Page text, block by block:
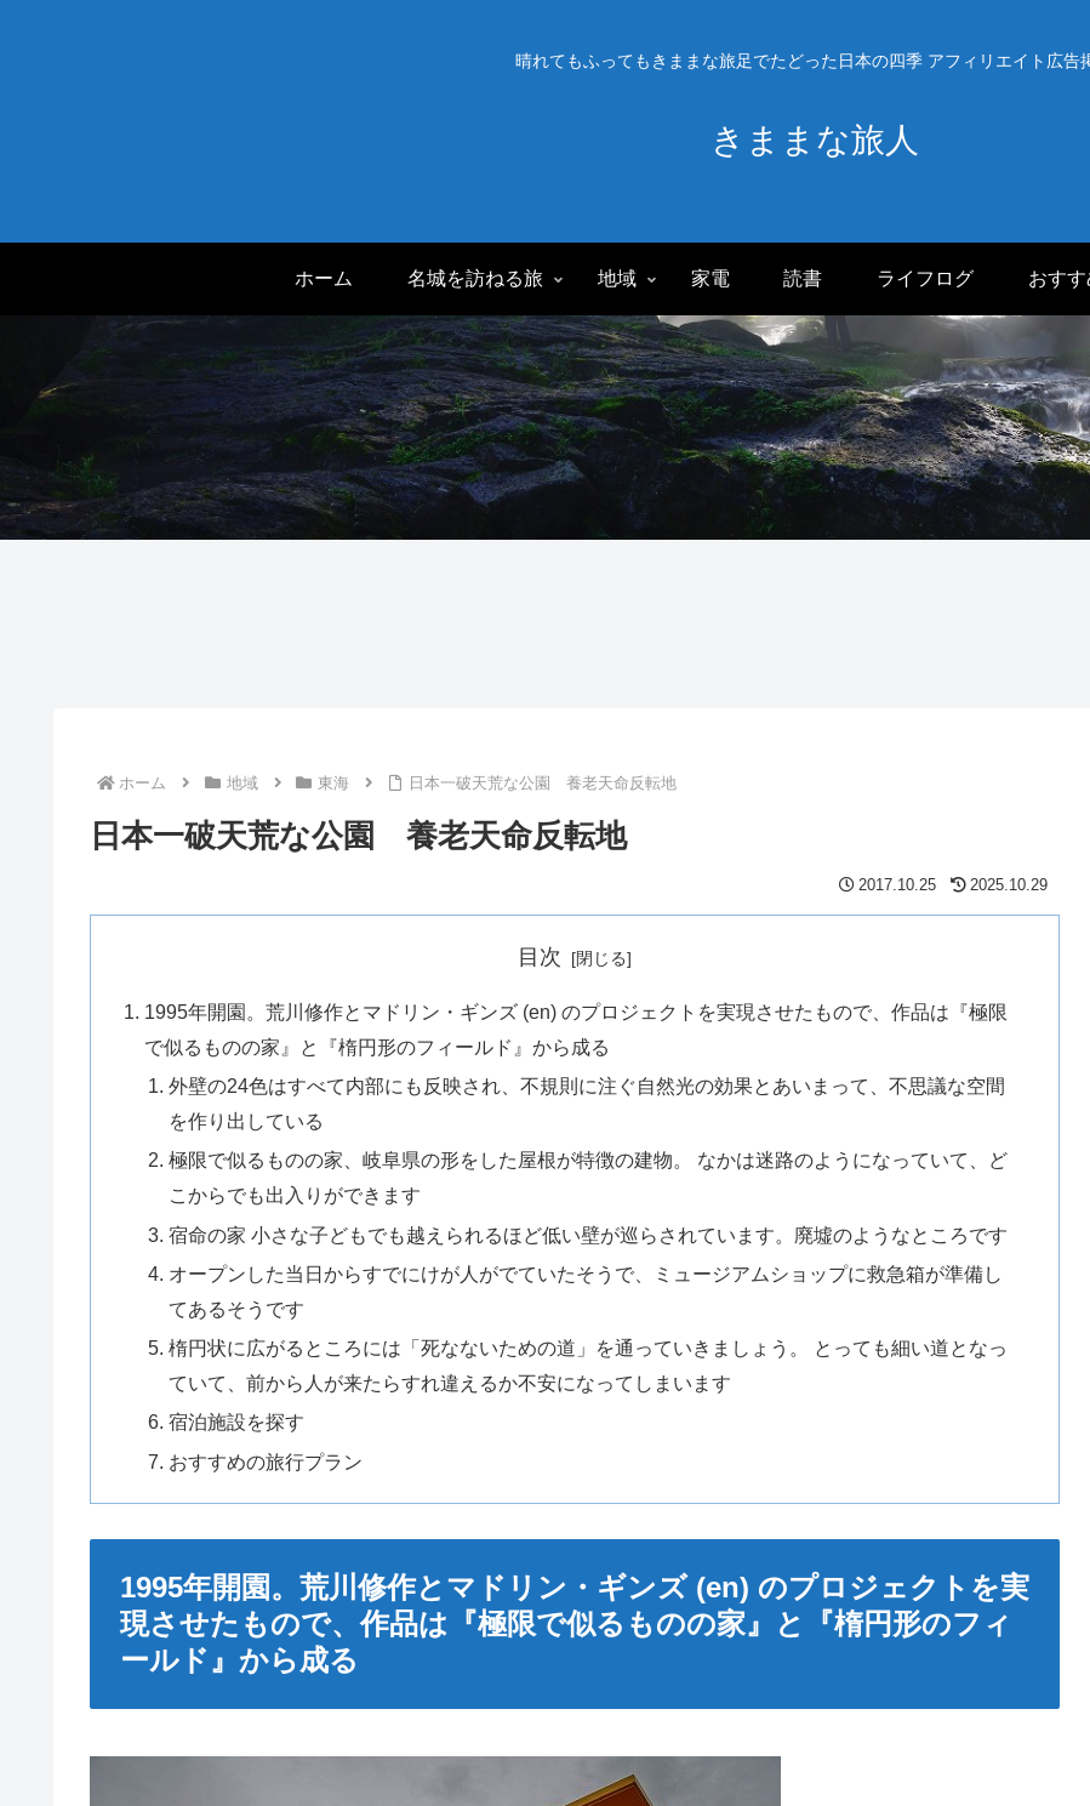
晴れてもふってもきままな旅足でたどった日本の四季 アフィリエイト広告
きままな旅人
ホーム 名城を訪ねる旅 地域 家電 読書 ライフログ おす
ホーム 地域 東海 日本一破天荒な公園 養老天命反転地
日本一破天荒な公園 養老天命反転地
2017.10.25 2025.10.29
目次
1995年開園。荒川修作とマドリン・ギンズ (en) のプロジェクトを実現させたもので、作品は『極限
で似るものの家』と『楕円形のフィールド』から成る
外壁の24色はすべて内部にも反映され、不規則に注ぐ自然光の効果とあいまって、不思議な空間
を作り出している
極限で似るものの家、岐阜県の形をした屋根が特徴の建物。 なかは迷路のようになっていて、ど
こからでも出入りができます
宿命の家 小さな子どもでも越えられるほど低い壁が巡らされています。廃墟のようなところです
オープンした当日からすでにけが人がでていたそうで、ミュージアムショップに救急箱が準備し
てあるそうです
楕円状に広がるところには「死なないための道」を通っていきましょう。 とっても細い道となっ
ていて、前から人が来たらすれ違えるか不安になってしまいます
宿泊施設を探す
おすすめの旅行プラン
1995年開園。荒川修作とマドリン・ギンズ (en) のプロジェクトを実
現させたもので、作品は『極限で似るものの家』と『楕円形のフィ
ールド』から成る